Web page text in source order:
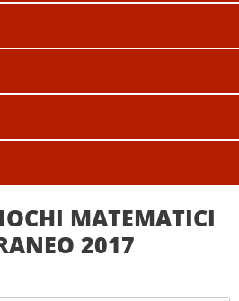
MATEMATICI
2017